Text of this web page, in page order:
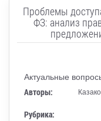
Проблемы
ФЗ: анализ
Актуальные
Авторы:
Рубрика: